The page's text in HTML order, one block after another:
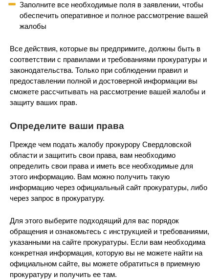
Заполните все необходимые поля в заявлении, чтобы
обеспечить оперативное и полное рассмотрение вашей
жалобы
Все действия, которые вы предпримите, должны быть в
соответствии с правилами и требованиями прокуратуры и
законодательства. Только при соблюдении правил и
предоставлении полной и достоверной информации вы
сможете рассчитывать на рассмотрение вашей жалобы и
защиту ваших прав.
Определите ваши права
Прежде чем подать жалобу прокурору Свердловской
области и защитить свои права, вам необходимо
определить свои права и иметь все необходимые для
этого информацию. Вам можно получить такую
информацию через официальный сайт прокуратуры, либо
через запрос в прокуратуру.
Для этого выберите подходящий для вас порядок
обращения и ознакомьтесь с инструкцией и требованиями,
указанными на сайте прокуратуры. Если вам необходима
конкретная информация, которую вы не можете найти на
официальном сайте, вы можете обратиться в приемную
прокуратуру и получить ее там.